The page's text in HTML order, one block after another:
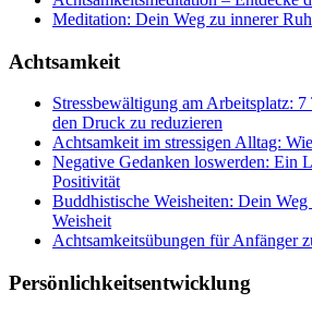
Meditation: Dein Weg zu innerer
Achtsamkeit
Stressbewältigung am Arbeitsplatz:
den Druck zu reduzieren
Achtsamkeit im stressigen Alltag:
Negative Gedanken loswerden: Ein
Positivität
Buddhistische Weisheiten: Dein
Weisheit
Achtsamkeitsübungen für Anfänger
Persönlichkeitsentwicklung